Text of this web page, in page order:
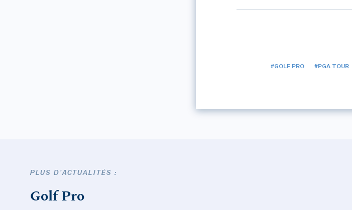
#GOLF PRO #PGA TOUR
PLUS D'ACTUALITÉS :
Golf Pro